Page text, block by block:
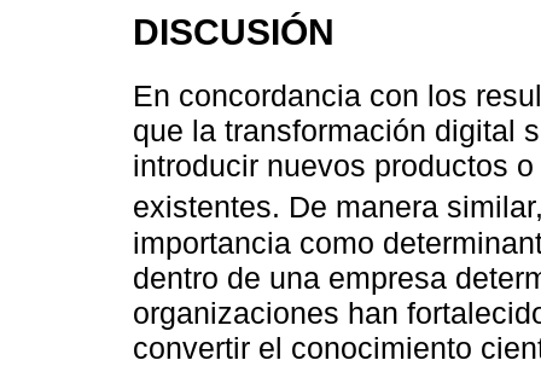
DISCUSIÓN
En concordancia con los
que la transformación digital
introducir nuevos productos
existentes. De manera
importancia como
dentro de una empresa
organizaciones han
convertir el conocimiento